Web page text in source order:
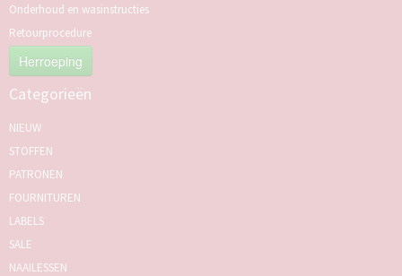
Onderhoud en wasinstructies
Retourprocedure
Herroeping
Categorieën
NIEUW
STOFFEN
PATRONEN
FOURNITUREN
LABELS
SALE
NAAILESSEN